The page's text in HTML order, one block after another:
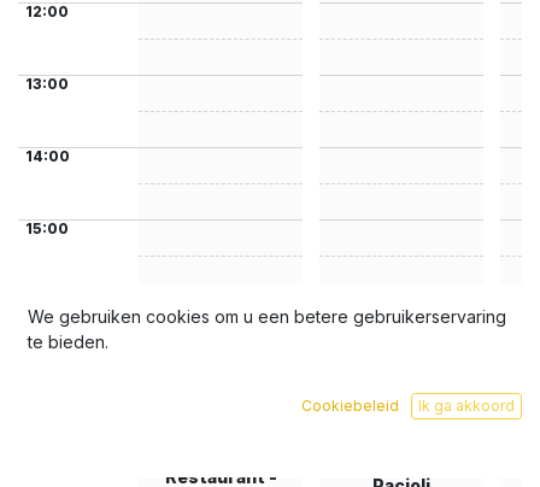
12:00
13:00
14:00
15:00
7 tracks
Restaurant -
We gebruiken cookies om u een betere gebruikerservaring
te bieden.
Cookiebeleid Ik ga akkoord